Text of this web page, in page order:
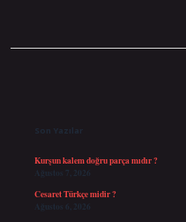
Son Yazılar
Kurşun kalem doğru parça mıdır ?
Ağustos 7, 2026
Cesaret Türkçe midir ?
Ağustos 6, 2026